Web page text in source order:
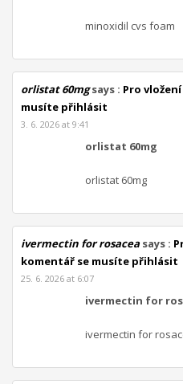
minoxidil cvs foam
orlistat 60mgsays : Pro
musíte přihlásit
3. 6. 2026 at 9:41
orlistat 60mg
orlistat 60mg
ivermectin for rosaceasays :
komentář se musíte přihlásit
25. 6. 2026 at 6:07
ivermectin for
ivermectin for